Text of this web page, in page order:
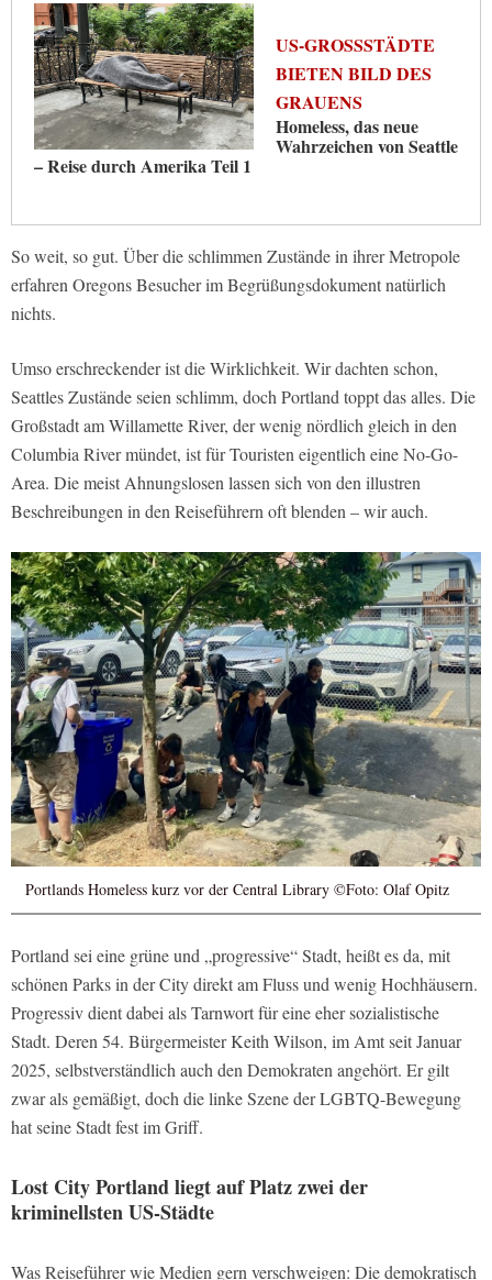
US-GROSSSTÄDTE B
IETEN BILD DES G
RAUENS
Homeless, das neue
Wahrzeichen von Seattle
– Reise durch Amerika Teil 1
So weit, so gut. Über die schlimmen Zustände in ihrer Metropole
erfahren Oregons Besucher im Begrüßungsdokument natürlich
nichts.
Umso erschreckender ist die Wirklichkeit. Wir dachten schon,
Seattles Zustände seien schlimm, doch Portland toppt das alles. Die
Großstadt am Willamette River, der wenig nördlich gleich in den
Columbia River mündet, ist für Touristen eigentlich eine No-Go-
Area. Die meist Ahnungslosen lassen sich von den illustren
Beschreibungen in den Reiseführern oft blenden – wir auch.
Portlands Homeless kurz vor der Central Library ©Foto: Olaf Opitz
Portland sei eine grüne und „progressive“ Stadt, heißt es da, mit
schönen Parks in der City direkt am Fluss und wenig Hochhäusern.
Progressiv dient dabei als Tarnwort für eine eher sozialistische
Stadt. Deren 54. Bürgermeister Keith Wilson, im Amt seit Januar
2025, selbstverständlich auch den Demokraten angehört. Er gilt
zwar als gemäßigt, doch die linke Szene der LGBTQ-Bewegung
hat seine Stadt fest im Griff.
Lost City Portland liegt auf Platz zwei der
kriminellsten US-Städte
Was Reiseführer wie Medien gern verschweigen: Die demokratisch